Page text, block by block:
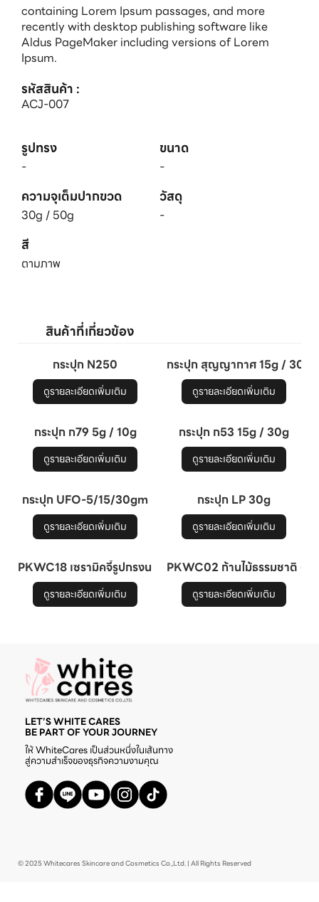
containing Lorem Ipsum passages, and more
recently with desktop publishing software like
Aldus PageMaker including versions of Lorem
Ipsum.
รหัสสินค้า :
ACJ-007
รูปทรง
-
ขนาด
-
ความจุเต็มปากขวด
30g / 50g
วัสดุ
-
สี
ตามภาพ
กระปุก N250
ดูรายละเอียดเพิ่มเติม
กระปุก สุญญากาศ 15g / 30g
ดูรายละเอียดเพิ่มเติม
กระปุก ก79 5g / 10g
ดูรายละเอียดเพิ่มเติม
กระปุก ก53 15g / 30g
ดูรายละเอียดเพิ่มเติม
กระปุก UFO-5/15/30gm
ดูรายละเอียดเพิ่มเติม
กระปุก LP 30g
ดูรายละเอียดเพิ่มเติม
PKWC18 เซรามิคจี้รูปกรงนกรูกระจายน้ำหอม
ดูรายละเอียดเพิ่มเติม
PKWC02 ก้านไม้ธรรมชาติ (แ
ดูรายละเอียดเพิ่มเติม
LET’S WHITE CARES
BE PART OF YOUR JOURNEY
ให้ WhiteCares เป็นส่วนหนึ่งในเส้นทาง
สู่ความสำเร็จของธุรกิจความงามคุณ
© 2025 Whitecares Skincare and Cosmetics Co.,Ltd. | All Rights Reserved